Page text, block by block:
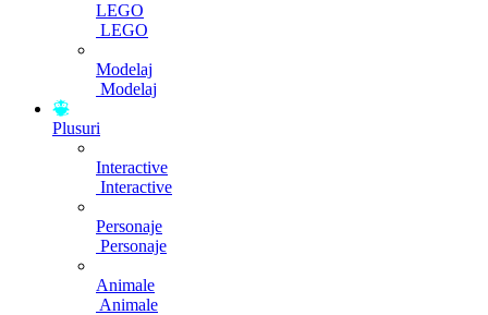
LEGO
LEGO
Modelaj
Modelaj
Plusuri
Interactive
Interactive
Personaje
Personaje
Animale
Animale